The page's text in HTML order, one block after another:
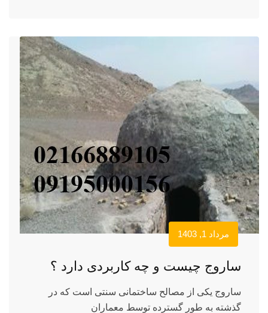
مرداد 1, 1403
ساروج چیست و چه کاربردی دارد ؟
ساروج یکی از مصالح ساختمانی سنتی است که در
گذشته به طور گسترده توسط معماران